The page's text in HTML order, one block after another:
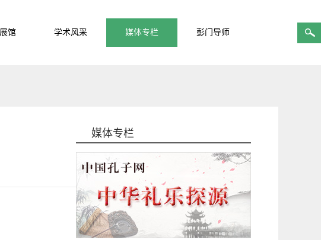
馆 学术风采 媒体专栏 彭门导师
媒体专栏